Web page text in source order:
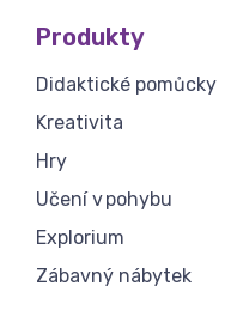
Produkty
Didaktické pomůcky
Kreativita
Hry
Učení v pohybu
Explorium
Zábavný nábytek